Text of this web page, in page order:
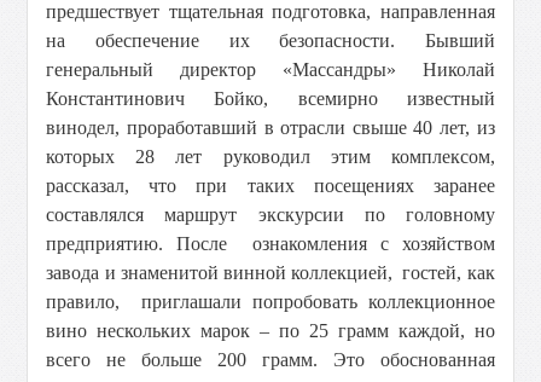
предшествует тщательная подготовка, направленная
на обеспечение их безопасности. Бывший
генеральный директор «Массандры» Николай
Константинович Бойко, всемирно известный
винодел, проработавший в отрасли свыше 40 лет, из
которых 28 лет руководил этим комплексом,
рассказал, что при таких посещениях заранее
составлялся маршрут экскурсии по головному
предприятию. После ознакомления с хозяйством
завода и знаменитой винной коллекцией, гостей, как
правило, приглашали попробовать коллекционное
вино нескольких марок – по 25 грамм каждой, но
всего не больше 200 грамм. Это обоснованная